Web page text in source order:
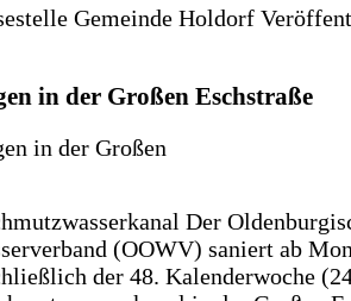
Gemeinde Holdorf
in der Großen Eschstraße
Der
(OOWV) saniert ab
der 48. Kalenderwoche